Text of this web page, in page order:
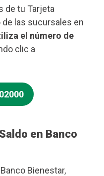
de tu Tarjeta
las sucursales en
el número de
clic a
en Banco
Bienestar,